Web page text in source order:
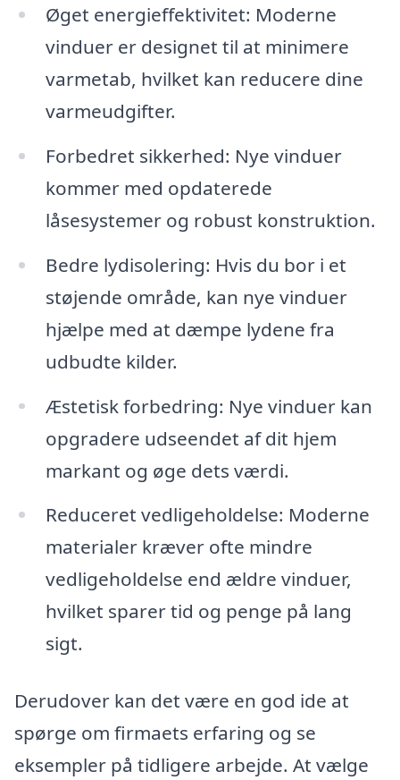
Øget energieffektivitet: Moderne
vinduer er designet til at minimere
varmetab, hvilket kan reducere dine
varmeudgifter.
Forbedret sikkerhed: Nye vinduer
kommer med opdaterede
låsesystemer og robust konstruktion.
Bedre lydisolering: Hvis du bor i et
støjende område, kan nye vinduer
hjælpe med at dæmpe lydene fra
udbudte kilder.
Æstetisk forbedring: Nye vinduer kan
opgradere udseendet af dit hjem
markant og øge dets værdi.
Reduceret vedligeholdelse: Moderne
materialer kræver ofte mindre
vedligeholdelse end ældre vinduer,
hvilket sparer tid og penge på lang
sigt.
Derudover kan det være en god ide at
spørge om firmaets erfaring og se
eksempler på tidligere arbejde. At vælge